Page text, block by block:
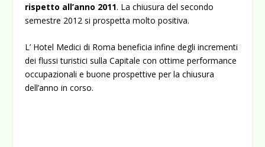
rispetto all’anno 2011. La chiusura del secondo
semestre 2012 si prospetta molto positiva.
L’ Hotel Medici di Roma beneficia infine degli incrementi
dei flussi turistici sulla Capitale con ottime performance
occupazionali e buone prospettive per la chiusura
dell’anno in corso.